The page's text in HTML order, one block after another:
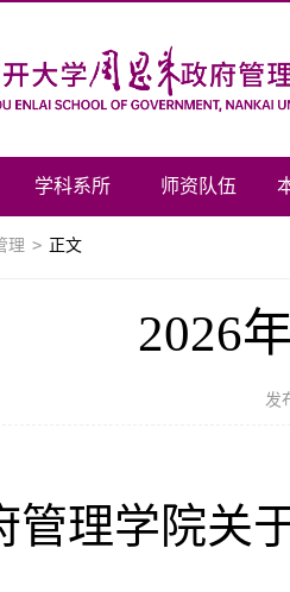
学科系所 师资队伍
理 > 正文
2026
发
管理学院关